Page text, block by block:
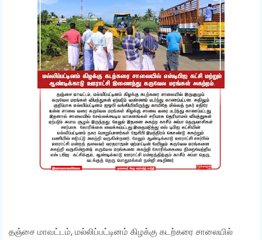
தஞ்சை மாவட்டம், மல்லிப்பட்டினம் கிழக்கு கடற்கரை சாலையில்